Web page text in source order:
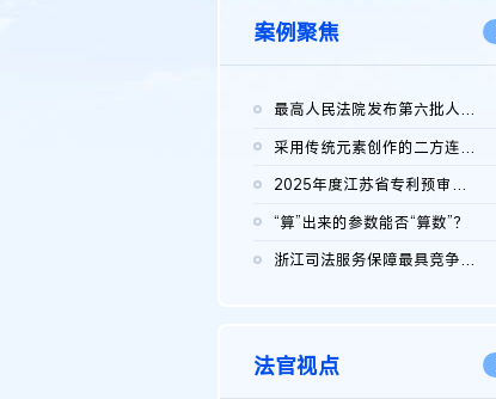
案例聚焦
最高人民法院发布第六批人民法院种业知识产权司法保护典型案例 含...
采用传统元素创作的二方连续装饰图案作品的独创性及侵权对比认定
2025年度江苏省专利预审典型案例
“算”出来的参数能否“算数”？
浙江司法服务保障最具竞争力营商环境建设典型案例（第二批）含侵...
法官视点